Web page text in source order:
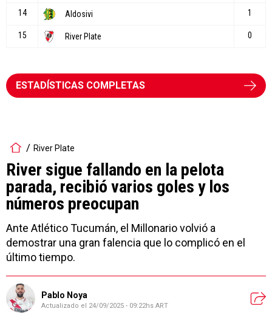
ESTADÍSTICAS COMPLETAS
River Plate
River sigue fallando en la pelota
parada, recibió varios goles y los
números preocupan
Ante Atlético Tucumán, el Millonario volvió a
demostrar una gran falencia que lo complicó en el
último tiempo.
Pablo Noya
Actualizado el 24/09/2025 - 09:22hs ART